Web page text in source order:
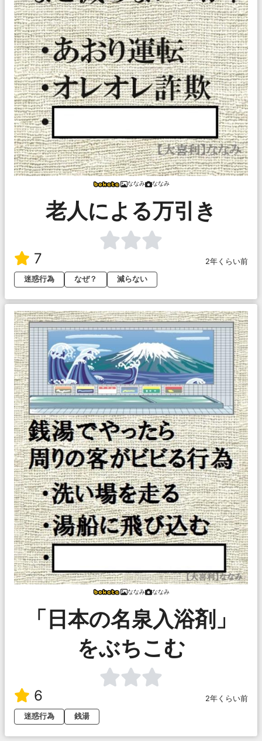
ななみ ななみ
老人による万引き
7
2年くらい前
迷惑行為
なぜ？ 減らない
ななみ ななみ
「日本の名泉入浴剤」
をぶちこむ
6
2年くらい前
迷惑行為
銭湯